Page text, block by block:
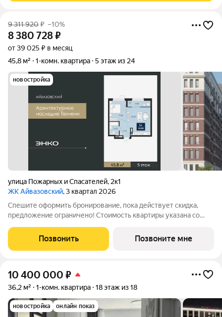
9 311 920₽ –10%
8 380 728₽
от 39 025 ₽ в месяц
45,8 м²
1-комн. квартира 5 этаж из 24
новостройка
улица Пожарных и Спасателей, 2к1
ЖК Айвазовский, 3 квартал 2026
Спешите оформить бронирование, пока действует скидка,
предложение ограничено! Стоимость квартиры указана со
вопросам обращайтесь в офис продаж, наши менеджеры вам
все расскажут. Продается 1-комн.
Позвонить Позвоните мне
10 400 000 ₽
36,2 м² 1-комн. квартира 18 этаж из 18
новостройка онлайн показ